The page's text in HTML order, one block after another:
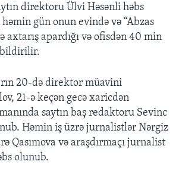
direktoru Ülvi Həsənli həbs
gün onun evində və “Abzas
axtarış apardığı və ofisdən 40 min
bildirilir.
20-də direktor müavini
21-ə keçən gecə xaricdən
saytın baş redaktoru Sevinc
Həmin iş üzrə jurnalistlər Nərgiz
Qasımova və araşdırmaçı jurnalist
olunub.